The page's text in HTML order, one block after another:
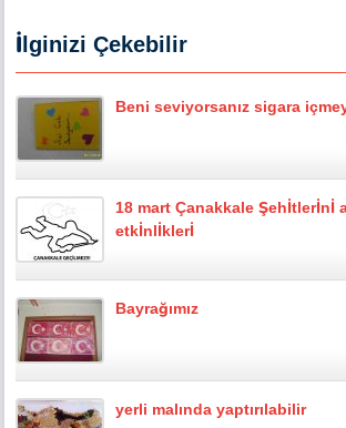
İlginizi Çekebilir
Beni seviyorsanız sigara
18 mart Çanakkale Şehİtlerİnİ
etkİnlİklerİ
Bayrağımız
yerli malında yaptırılabilir